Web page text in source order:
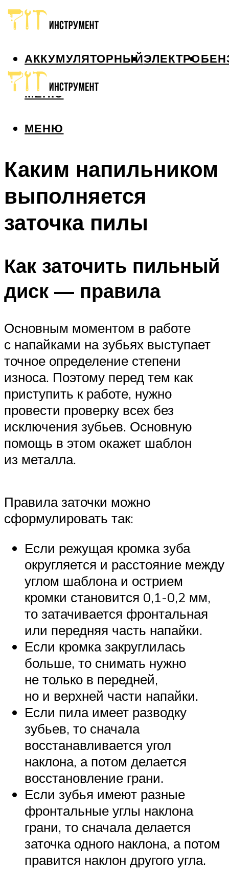
АККУМУЛЯТОРНЫЙЭЛЕКТРО
МЕНЮ
МЕНЮ
Каким напильником
выполняется
заточка пилы
Как заточить пильный
диск — правила
Основным моментом в работе
с напайками на зубьях выступает
точное определение степени
износа. Поэтому перед тем как
приступить к работе, нужно
провести проверку всех без
исключения зубьев. Основную
помощь в этом окажет шаблон
из металла.
Правила заточки можно
сформулировать так:
Если режущая кромка зуба
округляется и расстояние между
углом шаблона и острием
кромки становится 0,1-0,2 мм,
то затачивается фронтальная
или передняя часть напайки.
Если кромка закруглилась
больше, то снимать нужно
не только в передней,
но и верхней части напайки.
Если пила имеет разводку
зубьев, то сначала
восстанавливается угол
наклона, а потом делается
восстановление грани.
Если зубья имеют разные
фронтальные углы наклона
грани, то сначала делается
заточка одного наклона, а потом
правится наклон другого угла.